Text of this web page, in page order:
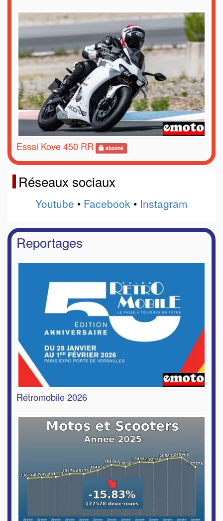
Essai Kove 450 RR abonné
Réseaux sociaux
Youtube • Facebook • Instagram
Reportages
Rétromobile 2026